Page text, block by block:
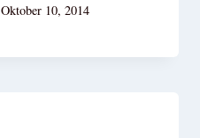
Oktober 10, 2014